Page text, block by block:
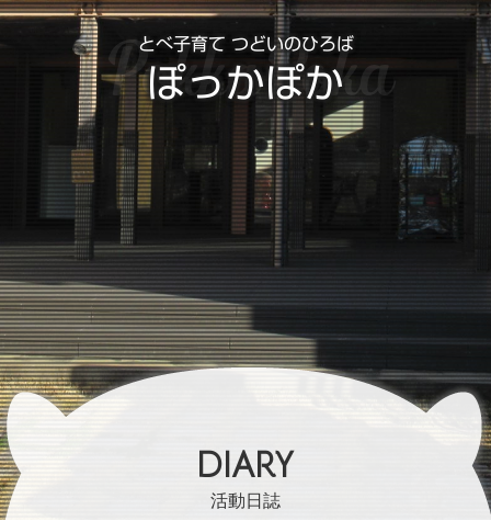
とべ子育て つどいのひろば
ぽっかぽか
PokkaPoka
DIARY
活動日誌